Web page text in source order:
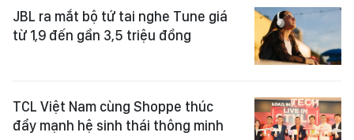
JBL ra mắt bộ tứ tai nghe Tune giá
từ 1,9 đến gần 3,5 triệu đồng
TCL Việt Nam cùng Shoppe thúc
đẩy mạnh hệ sinh thái thông minh